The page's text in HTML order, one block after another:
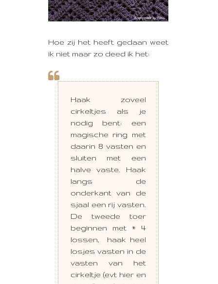
Hoe zij het heeft gedaan weet
ik niet maar zo deed ik het:
Haak zoveel
cirkeltjes als je
nodig bent: een
magische ring met
daarin 8 vasten en
sluiten met een
halve vaste. Haak
langs de
onderkant van de
sjaal een rij vasten.
De tweede toer
beginnen met * 4
lossen, haak heel
losjes vasten in de
vasten van het
cirkeltje (evt hier en